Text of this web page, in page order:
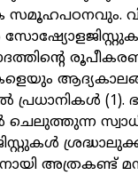
സമൂഹപഠനവും.
പ്രധാനികൾ
അത്രകണ്ട്